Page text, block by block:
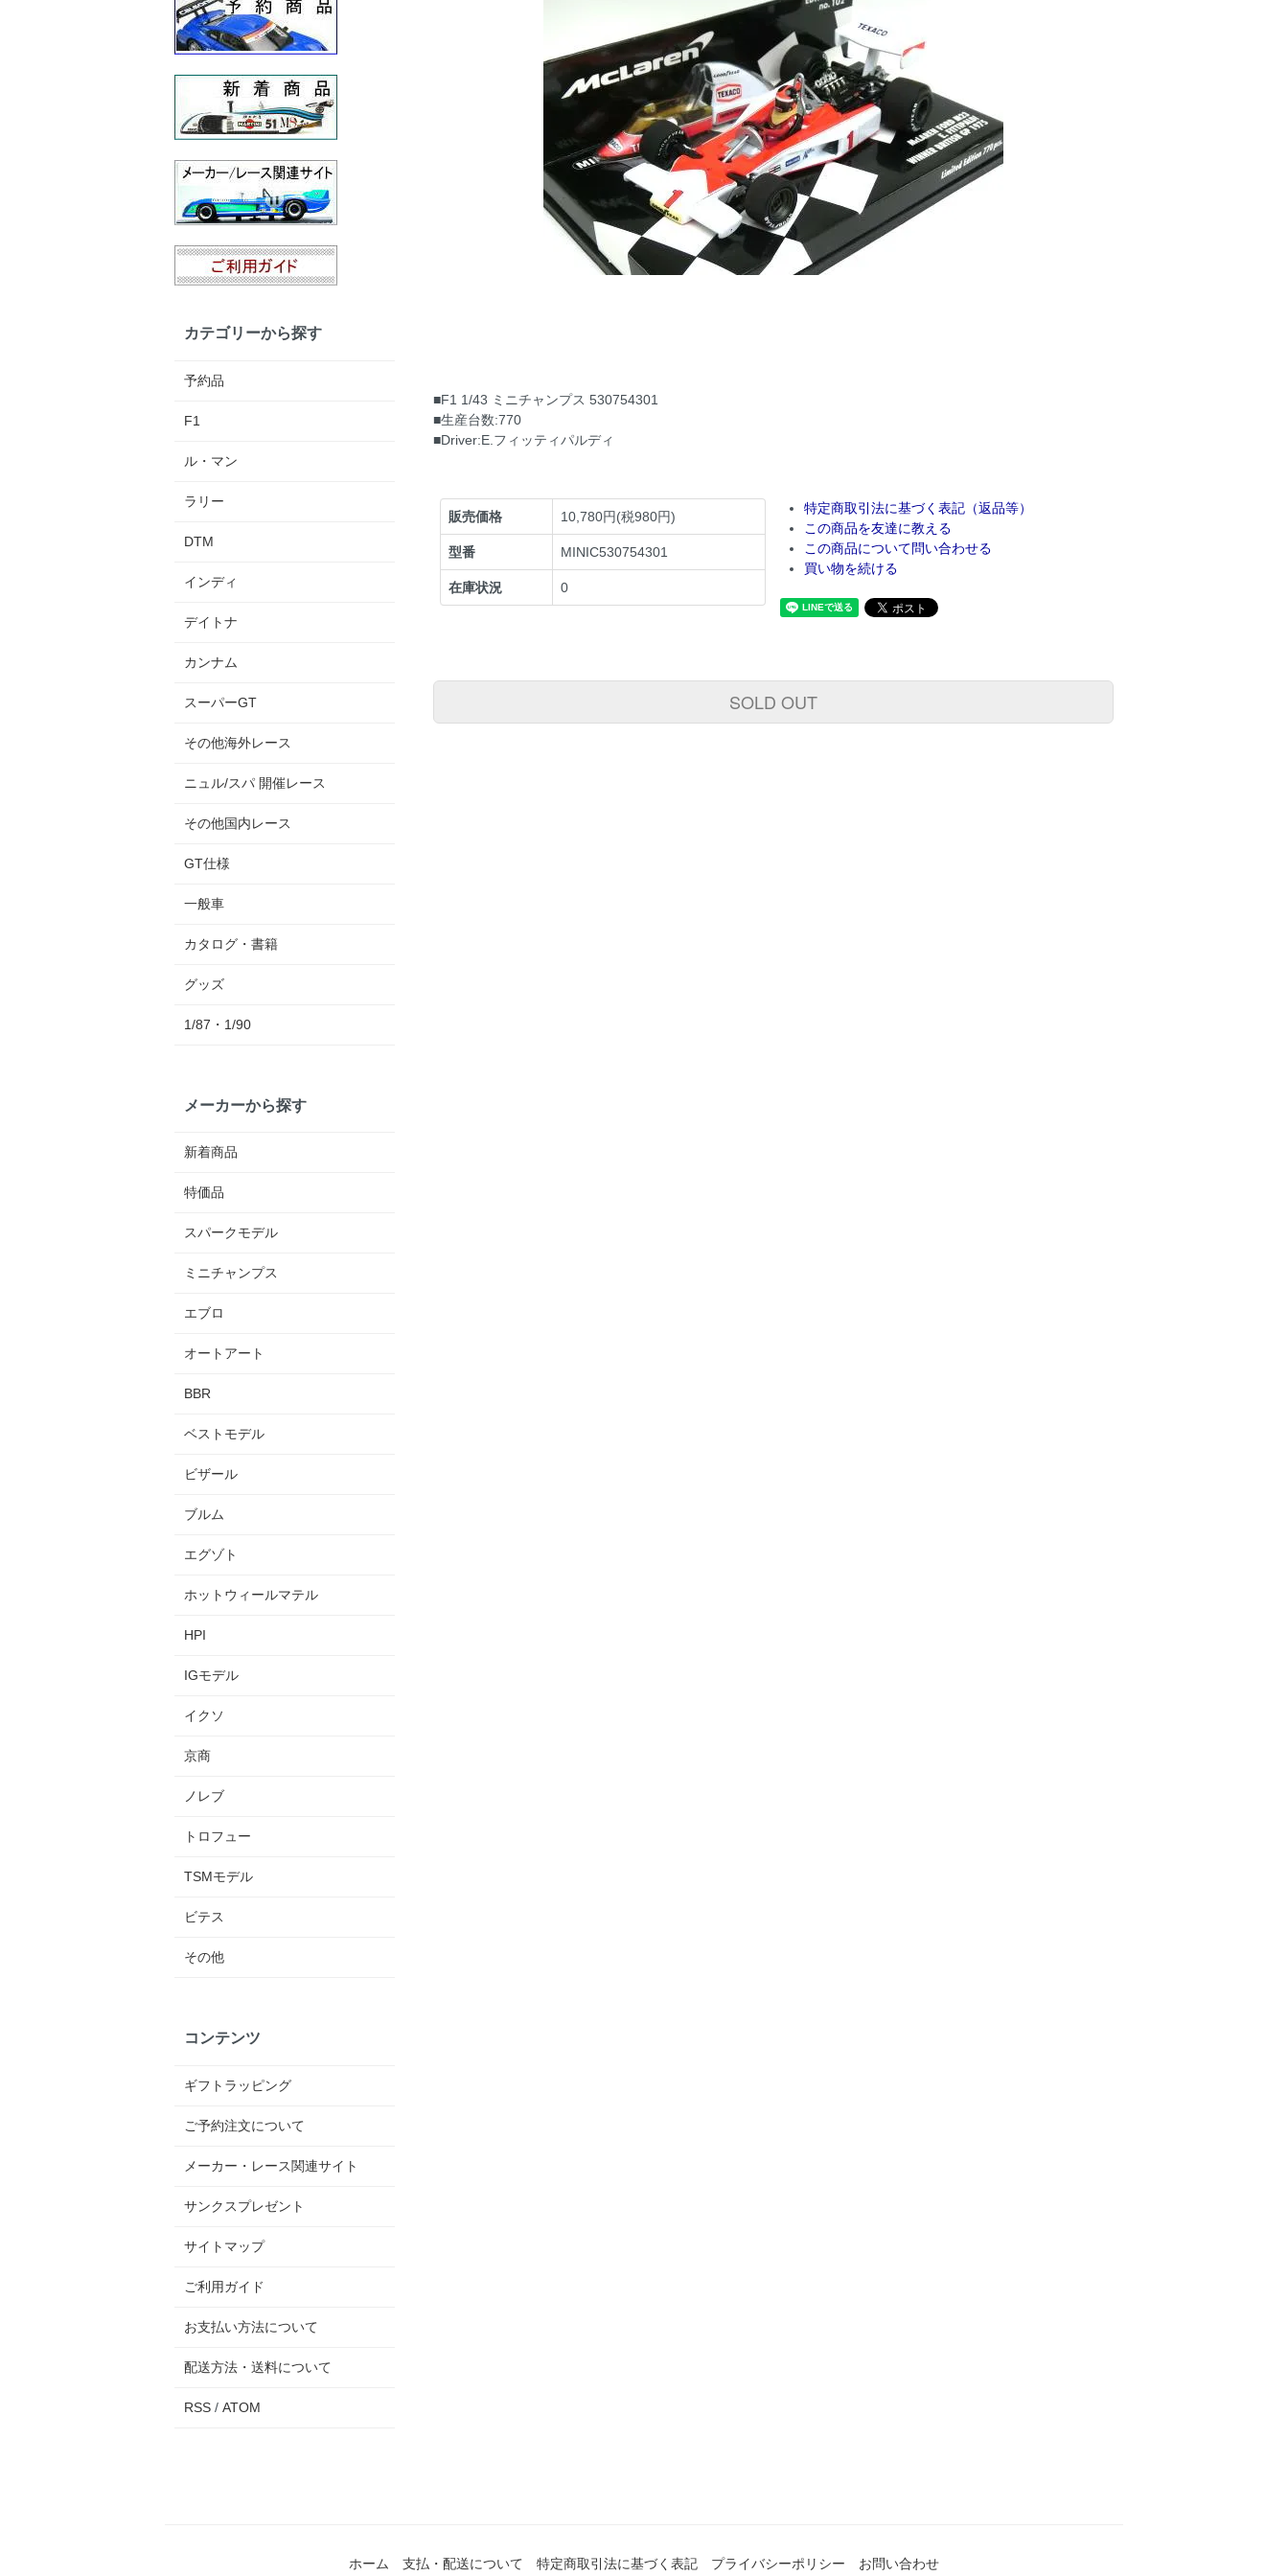
■F1 1/43 ミニチャンプス 530754301
■生産台数:770
■Driver:E.フィッティパルディ
販売価格 10,780円(税980円)
型番 MINIC530754301
在庫状況 0
特定商取引法に基づく表記（返品等）
この商品を友達に教える
この商品について問い合わせる
買い物を続ける
SOLD OUT
カテゴリーから探す
予約品
F1
ル・マン
ラリー
DTM
インディ
デイトナ
カンナム
スーパーGT
その他海外レース
ニュル/スパ 開催レース
その他国内レース
GT仕様
一般車
カタログ・書籍
グッズ
1/87・1/90
メーカーから探す
新着商品
特価品
スパークモデル
ミニチャンプス
エブロ
オートアート
BBR
ベストモデル
ビザール
ブルム
エグゾト
ホットウィールマテル
HPI
IGモデル
イクソ
京商
ノレブ
トロフュー
TSMモデル
ビテス
その他
コンテンツ
ギフトラッピング
ご予約注文について
メーカー・レース関連サイト
サンクスプレゼント
サイトマップ
ご利用ガイド
お支払い方法について
配送方法・送料について
RSS / ATOM
ホーム 支払・配送について 特定商取引法に基づく表記 プライバシーポリシー お問い合わせ